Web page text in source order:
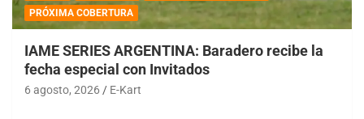
PRÓXIMA COBERTURA
IAME SERIES ARGENTINA: Baradero recibe la
fecha especial con Invitados
6 agosto, 2026 E-Kart